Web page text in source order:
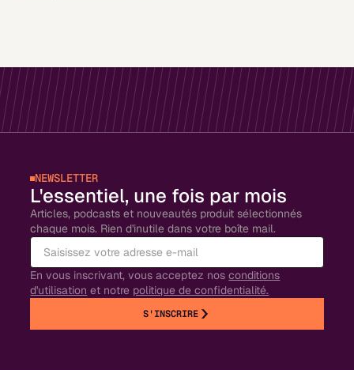
NEWSLETTER
L'essentiel, une fois par mois
Articles, podcasts et nouveautés produit sélectionnés
chaque mois. Rien d'inutile dans votre boîte mail.
En vous inscrivant, vous acceptez nosconditions
d'utilisation et notre politique de confidentialité.
S'INSCRIRE